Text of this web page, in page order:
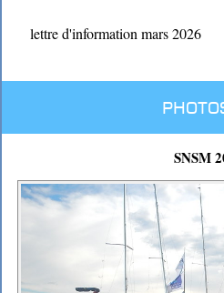
lettre d'information mars 2026
SNSM